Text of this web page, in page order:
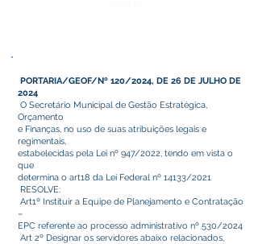
PORTARIA/GEOF/Nº 120/2024, DE 26 DE JULHO DE
2024
O Secretário Municipal de Gestão Estratégica,
Orçamento
e Finanças, no uso de suas atribuições legais e
regimentais,
estabelecidas pela Lei nº 947/2022, tendo em vista o
que
determina o art18 da Lei Federal nº 14133/2021
RESOLVE:
Art1º Instituir a Equipe de Planejamento e Contratação
–
EPC referente ao processo administrativo nº 530/2024
Art 2º Designar os servidores abaixo relacionados,